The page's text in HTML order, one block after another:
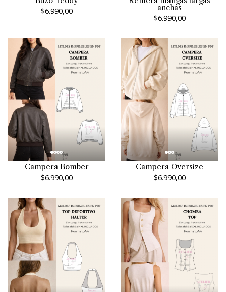
$6.990,00 anchas
$6.990,00
Campera Bomber
$6.990,00
Campera Oversize
$6.990,00